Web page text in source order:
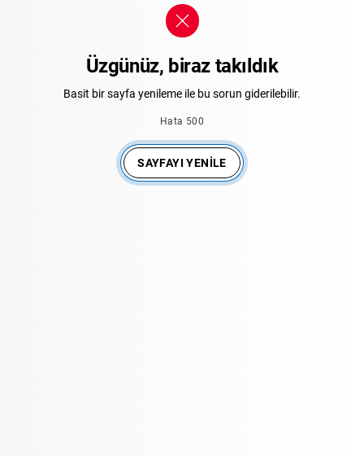
Üzgünüz, biraz takıldık
Basit bir sayfa yenileme ile bu sorun giderilebilir.
Hata 500
SAYFAYI YENILE